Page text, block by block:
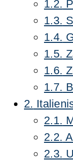
1.2.
1.3.
1.4.
1.5.
1.6.
1.7.
2.
2.1.
2.2.
2.3.